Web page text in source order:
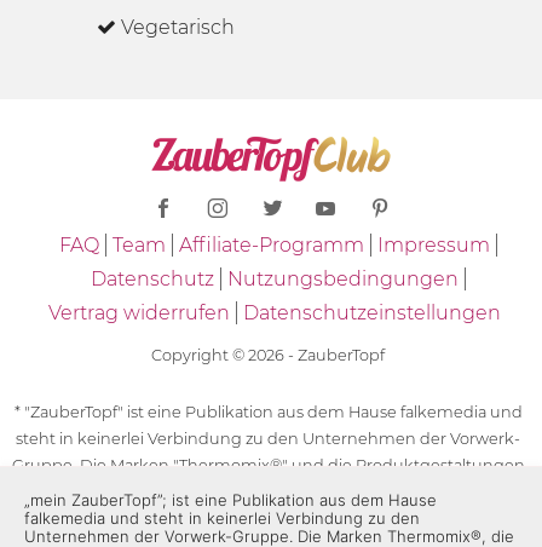
Vegetarisch
FAQ Team Affiliate-Programm
Impressum
Datenschutz
Nutzungsbedingungen
Vertrag widerrufen
Datenschutzeinstellungen
Copyright © 2026 - ZauberTopf
* "ZauberTopf" ist eine Publikation aus dem Hause falkemedia und
steht in keinerlei Verbindung zu den Unternehmen der Vorwerk-
Gruppe. Die Marken "Thermomix®" und die Produktgestaltungen
des "Thermomix®" sind eingetragene Marken der Unternehmen
der Vorwerk-Gruppe. Die Marken Thermomix®, die Zeichen TM5®,
„mein ZauberTopf”; ist eine Publikation aus dem Hause
falkemedia und steht in keinerlei Verbindung zu den
Unternehmen der Vorwerk-Gruppe. Die Marken Thermomix®, die